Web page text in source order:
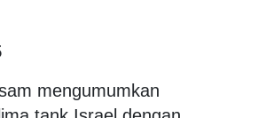
mengumumkan